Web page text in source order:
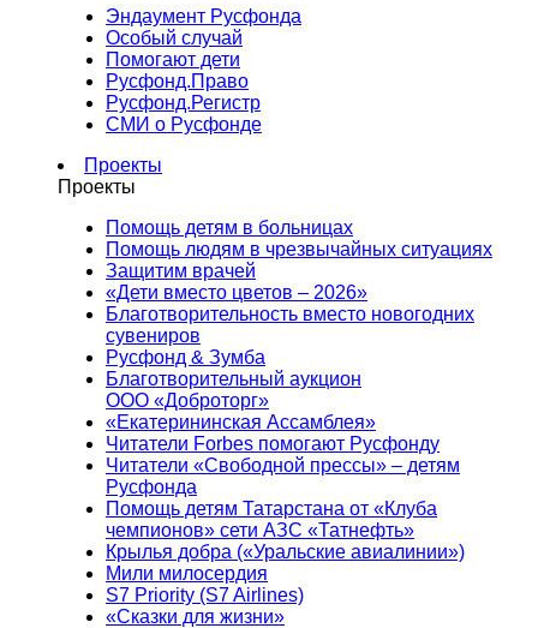
Эндаумент Русфонда
Особый случай
Помогают дети
Русфонд.Право
Русфонд.Регистр
СМИ о Русфонде
Проекты
Проекты
Помощь детям в больницах
Помощь людям в чрезвычайных ситуациях
Защитим врачей
«Дети вместо цветов – 2026»
Благотворительность вместо новогодних
сувениров
Русфонд & Зумба
Благотворительный аукцион
ООО «Доброторг»
«Екатерининская Ассамблея»
Читатели Forbes помогают Русфонду
Читатели «Свободной прессы» – детям
Русфонда
Помощь детям Татарстана от «Клуба
чемпионов» сети АЗС «Татнефть»
Крылья добра («Уральские авиалинии»)
Мили милосердия
S7 Priority (S7 Airlines)
«Сказки для жизни»